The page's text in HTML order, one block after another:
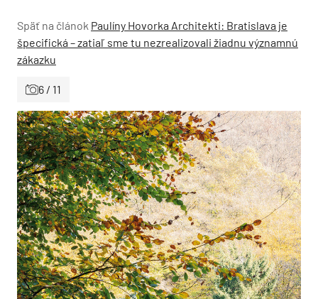
Späť na článok Paulíny Hovorka Architekti: Bratislava je
špecifická – zatiaľ sme tu nezrealizovali žiadnu významnú
zákazku
6 / 11